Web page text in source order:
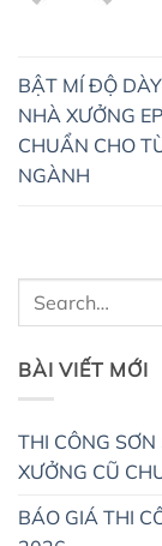
BẬT MÍ ĐỘ
NHÀ XƯỞNG
CHUẨN CHO
NGÀNH
BÀI VIẾT MỚI
THI CÔNG SƠN
XƯỞNG CŨ
BÁO GIÁ THI